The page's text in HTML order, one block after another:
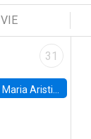
VIE
31
Maria Aristizabal-Ramirez, FED Board